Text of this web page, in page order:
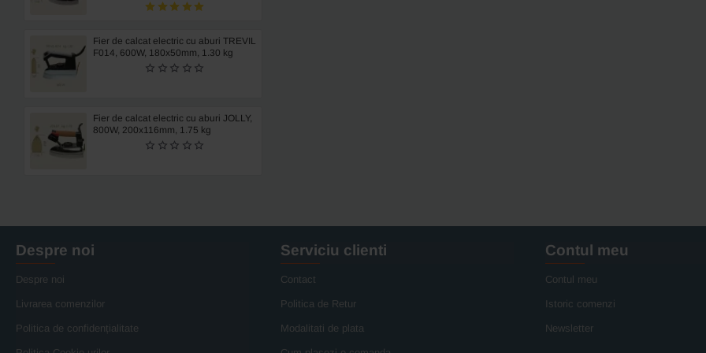
Fier de calcat electric cu aburi TREVIL
F014, 600W, 180x50mm, 1.30 kg
Fier de calcat electric cu aburi JOLLY,
800W, 200x116mm, 1.75 kg
Despre noi
Despre noi
Livrarea comenzilor
Politica de confidențialitate
Serviciu clienti
Contact
Politica de Retur
Modalitati de plata
Contul meu
Contul meu
Istoric comenzi
Newsletter